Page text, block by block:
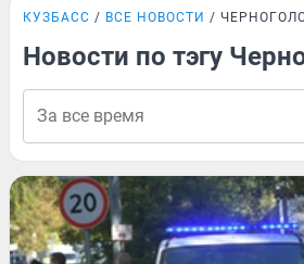
КУЗБАСС ВСЕ НОВОСТИ
Новости по тэгу